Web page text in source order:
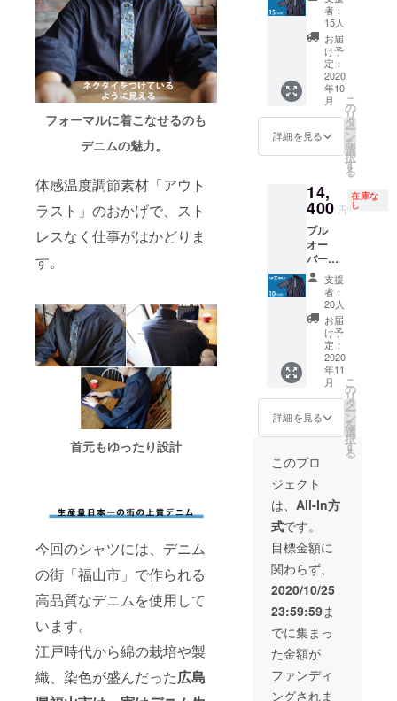
フォーマルに着こなせるのも
デニムの魅力。
体感温度調節素材「アウト
ラスト」のおかげで、スト
レスなく仕事がはかどりま
す。
首元もゆったり設計
今回のシャツには、デニム
の街「福山市」で作られる
高品質なデニムを使用して
います。
江戸時代から綿の栽培や製
織、染色が盛んだった広島
けにご
注意く
ださ
い。
ポリエ
ステ
ル
45％ 原
産地：
広島県
注文
後：サ
希望が
あれ
ば、お
受けい
たしま
す。
ただ
し、往
復の送
料を負
担いた
だく形
になり
ます。
項： 水
洗いで
やすい
ので他
のもの
と分け
て洗っ
てくだ
さい。
長時間
の浸漬
や濡れ
たまま
の放置
は避
け、洗
濯後素
早く干
してく
45％ 原
産地：
広島県
福山市
注文
後：サ
イズ変
更のご
あれ
ば、お
す。
ただ
し、往
復の送
料を負
担いた
だく形
になり
ます。
注意事
項： 水
洗いで
移染し
やすい
のもの
と分け
てくだ
さい。
長時間
の浸漬
や濡れ
たまま
の放置
は避
け、洗
濯後素
早く干
してく
ださ
い。 家
庭での
タンブ
ラー乾
レタ
ン 2％
鹿の子
素材
綿
55％
ポリエ
ステ
広島県
福山市
注文
後：サ
イズ変
更のご
希望が
あれ
ば、お
受けい
たしま
す。
ただ
し、往
料を負
担いた
になり
ます。
注意事
項： 水
移染し
やすい
ので他
のもの
と分け
て洗っ
てくだ
さい。
長時間
の浸漬
や濡れ
たまま
イズ：
S・M・
L デニ
ムシャ
ツ生地
素材：
デニム
生地
綿
46％
ステ
ル
30％
レーヨ
ン
22％
ポリウ
レタ
ン 2％
鹿の子
素材
綿
55％
ポリエ
ル
45％ 原
産地：
広島県
福山市
注文
後：サ
イズ変
希望が
あれ
ば、お
受けい
たしま
す。
シャツ
×1 【10
月末お
届け 早
割2,400
OFF！
！】 販
売価
格：定
価
16,000
15%OF
F→13,6
00円 サ
イズ：
S・M・
L 生地
素材：
綿
46％
ポ
リエス
テル
30％
レーヨ
ポ
リウレ
タン
2％ 原
産地：
広島県
福山市
注文
後：サ
イズ変
更のご
希望が
あれ
ば、お
受けい
たしま
者：
15人
お届
け予
定：
2020
年10
月
詳細を見る
こ
の
リ
タ
ー
ン
を
選
択
す
る
14,
400 円
在庫な
し
プル
オー
バーデ
ニム
シャツ
×1 【11
月末お
届け 早
割1,600
OFF！
！】 販
売価
格：定
価
16,000
円の
10%OF
F→14,4
00円 サ
イズ：
S・M・
L 生地
素材：
綿
46％
ポ
リエス
テル
30％
レーヨ
支援
者：
20人
お届
け予
定：
2020
年11
月
詳細を見る
こ
の
リ
タ
ー
ン
を
選
択
す
る
このプロ
ジェクト
は、 All-In方
式です。
目標金額に
関わらず、
2020/10/25
23:59:59ま
でに集まっ
た金額が
ファンディ
ングされま